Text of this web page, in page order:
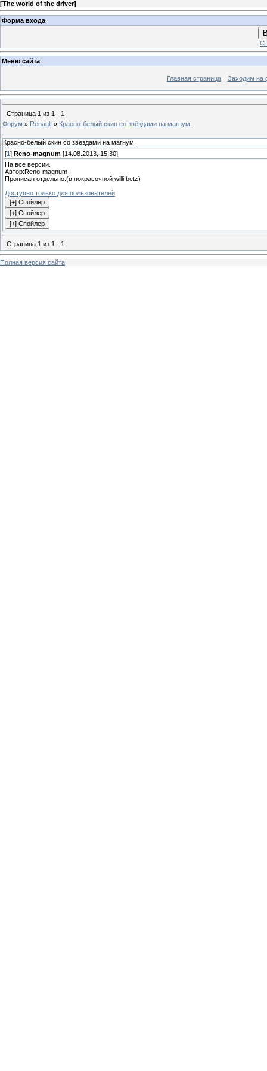
[The world of the driver]
Форма входа
Меню сайта
Главная страница Заходим на
Страница 1 из 1
1
Форум » Renault » Красно-белый скин со звёздами на магнум.
Красно-белый скин со звёздами на магнум.
[1 ] Reno-magnum [14.08.2013, 15:30]
На все версии.
Автор:Reno-magnum
Прописан отдельно.(в покрасочной willi betz)
Доступно только для пользователей
Страница 1 из 1 1
Полная версия сайта